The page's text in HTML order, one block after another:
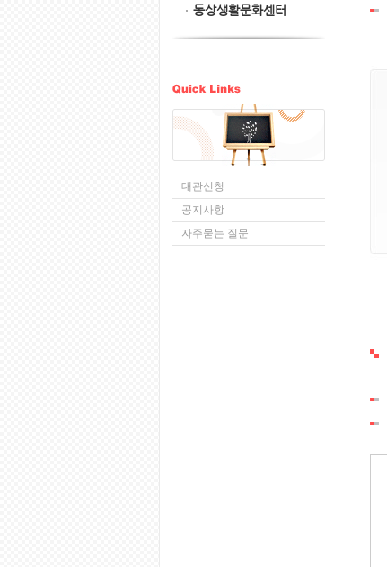
동상생활문화센터
대관신청
공지사항
자주묻는 질문